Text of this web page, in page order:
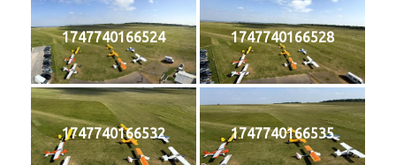
1747740166524 1747740166528
1747740166532 1747740166535